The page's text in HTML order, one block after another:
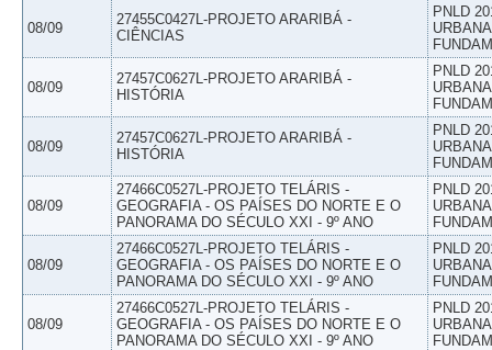
08/09
27455C0427L-PROJETO ARARIBÁ -
CIÊNCIAS
PNLD
08/09
27457C0627L-PROJETO ARARIBÁ -
HISTÓRIA
PNLD
08/09
27457C0627L-PROJETO ARARIBÁ -
HISTÓRIA
PNLD
08/09
27466C0527L-PROJETO TELÁRIS -
GEOGRAFIA - OS PAÍSES DO NORTE E O
PANORAMA DO SÉCULO XXI - 9º ANO
PNLD
08/09
27466C0527L-PROJETO TELÁRIS -
GEOGRAFIA - OS PAÍSES DO NORTE E O
PANORAMA DO SÉCULO XXI - 9º ANO
PNLD
08/09
27466C0527L-PROJETO TELÁRIS -
GEOGRAFIA - OS PAÍSES DO NORTE E O
PANORAMA DO SÉCULO XXI - 9º ANO
PNLD